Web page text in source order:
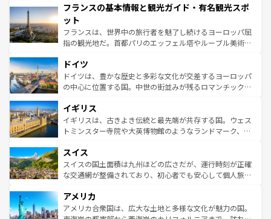
ませてくれるイタリアで、忘れられない旅をしてみよう！
なお、新着のイタリア情報は
しい。
文化が根付くこの国では、情熱的なフラメンコ、熱気あふ
れる闘牛、そして美味しいタパスが生活の一部となってい
る。首都マドリードの洗練された雰囲気や、バルセロナの
アートに溢れた街角から、地方では古代ローマ遺跡や中世
せる。地方によって風土や気候が異なるスペインはその個
性で訪れる人を魅了する。 なお、新着のスペイン情報は コ
ンテンツ一覧を参照してほしい。
フランスの基本情報と観光ガイド・有名観光スポ
ット
フランスは、世界中の旅行者を魅了し続けるヨーロッパ屈
指の観光地だ。首都パリのエッフェル塔やルーブル美術館
で、幅広い魅力が詰まっている。華麗な宮殿、歴史的な大
聖堂、美しいビーチ、そして豊かな自然が、訪れる者を心
から魅了する。また、フランスは美食の国としても知ら
いる。シャンパンの発祥地であるランス、プロヴァンスの
香り高いラベンダー畑など、多彩な楽しみ方が可能だ。さ
らに、パリ以外の地域にも魅力が溢れており、どの街角に
れる地方に足を運ぶとそれぞれで全く異なる文化を体験で
きるだろう。 なお、新着のフランス情報はコンテンツ一覧
を参照してほしい。
ドイツ
ドイツは、豊かな歴史と多彩な文化が交差するヨーロッパ
の中心に位置する国。中世の街並みが残るロマンチック街
顔を持つこの国は、どこを歩いても飽きることがない。ベ
ルリンの文化的活気、バイエルン州のアルプスの絶景、そ
してライン川沿いのワイン畑といった風景は必見。ビール
は、お酒好きな人にはぜひ体験してほしい。 なお、新着の
ドイツ情報はコンテンツ一覧を参照してほしい。
イギリス
イギリスは、古きよき伝統と最先端が共存する国。ウェス
トミンスター寺院や大英博物館のようなランドマーク、歴
リアごとに異なる魅力がある。また、優雅なアフタヌーン
ティー、ビール好きにはたまらない英国パブ、サッカー観
戦など、本場だからこそできる体験も豊富。イギリスを旅
ンツ一覧を参照してほしい。
スイス
スイスの国土面積は九州ほどの広さだが、運行時刻が正確
な交通網が整備されており、初心者でも安心して個人旅行
の建物がそのまま残る町や、スイスならではのユニークな
博物館もあり、アルプス観光だけでなく町歩きも満喫する
アメリカ
アメリカ合衆国は、広大な土地と多様な文化が魅力の国。